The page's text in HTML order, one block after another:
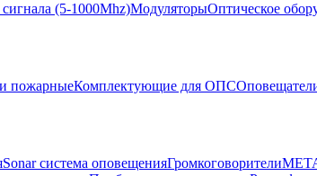
(5-1000Mhz)МодуляторыОптическое
пожарныеКомплектующие для ОПС
Sonar система оповещенияГромкоговорителиМЕТА